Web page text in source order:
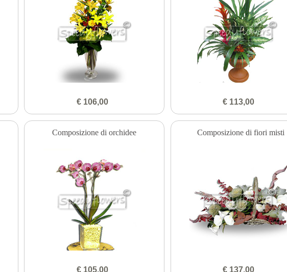
€ 106,00 € 113,00
Composizione di orchidee
€ 105,00
Composizione di fiori misti
€ 137,00